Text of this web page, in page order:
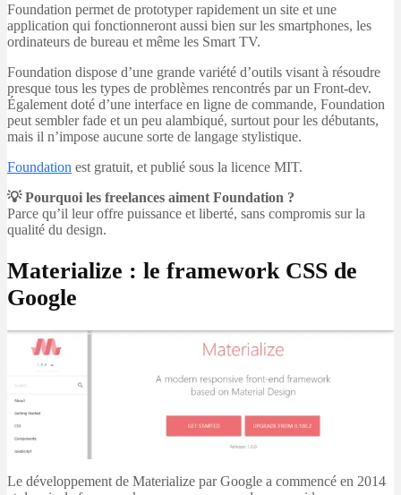
Foundation permet de prototyper rapidement un site et une
application qui fonctionneront aussi bien sur les smartphones, les
ordinateurs de bureau et même les Smart TV.
Foundation dispose d’une grande variété d’outils visant à résoudre
presque tous les types de problèmes rencontrés par un Front-dev.
Également doté d’une interface en ligne de commande, Foundation
peut sembler fade et un peu alambiqué, surtout pour les débutants,
mais il n’impose aucune sorte de langage stylistique.
Foundation est gratuit, et publié sous la licence MIT.
💡 Pourquoi les freelances aiment Foundation ?
Parce qu’il leur offre puissance et liberté, sans compromis sur la
qualité du design.
Materialize : le framework CSS de
Google
Le développement de Materialize par Google a commencé en 2014